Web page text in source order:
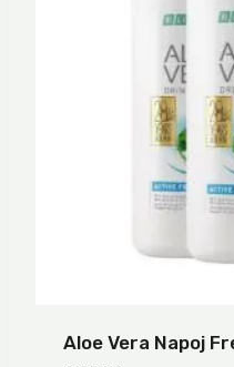
Aloe Vera Napoj